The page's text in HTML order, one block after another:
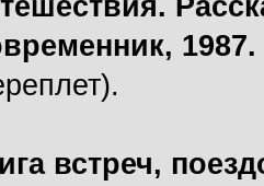
1987.
встреч,